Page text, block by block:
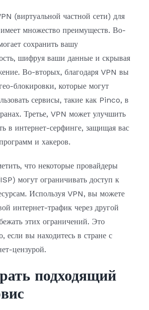
(виртуальной частной сети) для
множество преимуществ. Во-
сохранить вашу
шифруя ваши данные и скрывая
Во-вторых, благодаря VPN вы
блокировки, которые могут
сервисы, такие как Pinco, в
Третье, VPN может улучшить
в интернет-серфинге, защищая вас
и хакеров.
что некоторые провайдеры
могут ограничивать доступ к
Используя VPN, вы можете
интернет-трафик через другой
этих ограничений. Это
если вы находитесь в стране с
цензурой.
подходящий